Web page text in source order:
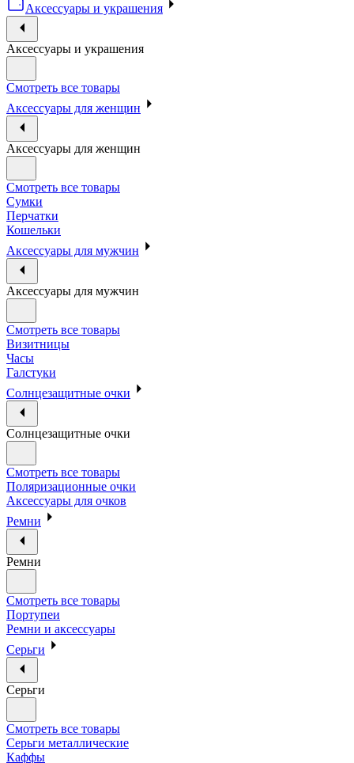
Аксессуары и украшения
Аксессуары и украшения
Смотреть все товары
Аксессуары для женщин
Аксессуары для женщин
Смотреть все товары
Сумки
Перчатки
Кошельки
Аксессуары для мужчин
Аксессуары для мужчин
Смотреть все товары
Визитницы
Часы
Галстуки
Солнцезащитные очки
Солнцезащитные очки
Смотреть все товары
Поляризационные очки
Аксессуары для очков
Ремни
Ремни
Смотреть все товары
Портупеи
Ремни и аксессуары
Серьги
Серьги
Смотреть все товары
Серьги металлические
Каффы